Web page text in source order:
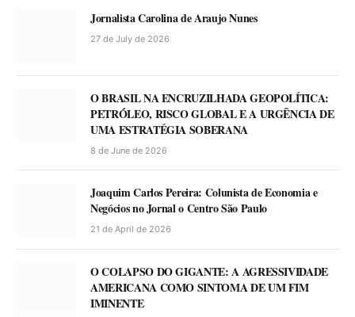
Jornalista Carolina de Araujo Nunes
27 de July de 2026
O BRASIL NA ENCRUZILHADA GEOPOLÍTICA:
PETRÓLEO, RISCO GLOBAL E A URGÊNCIA DE
UMA ESTRATÉGIA SOBERANA
8 de June de 2026
Joaquim Carlos Pereira: Colunista de Economia e
Negócios no Jornal o Centro São Paulo
21 de April de 2026
O COLAPSO DO GIGANTE: A AGRESSIVIDADE
AMERICANA COMO SINTOMA DE UM FIM
IMINENTE